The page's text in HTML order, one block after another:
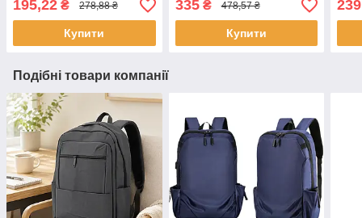
гаманець
195,22 ₴ 278,88 ₴
Купити
комплект / Чоловічий
рюкзак
335₴ 478,57 ₴
Купити
для
Подібні товари компанії